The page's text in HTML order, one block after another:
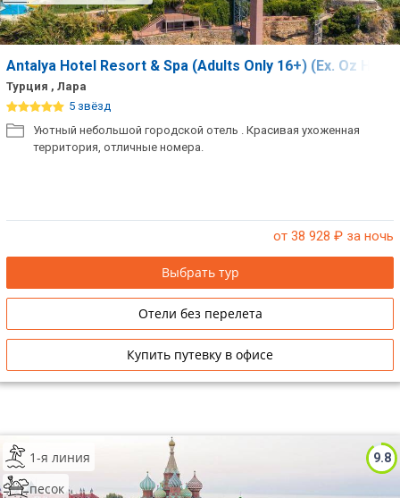
Antalya Hotel Resort & Spa (Adults Only 16+) (Ex. Oz
Турция , Лара
5 звёзд
Уютный небольшой городской отель . Красивая ухоженная
территория, отличные номера.
от 38 928 ₽ за ночь
Выбрать тур
Отели без перелета
Купить путевку в офисе
9.8
1-я линия
песок